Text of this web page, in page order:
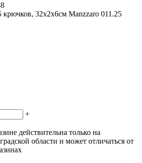
крючков, 32х2х6см Manzzaro 011.25
+
действительна только на
области и может отличаться от